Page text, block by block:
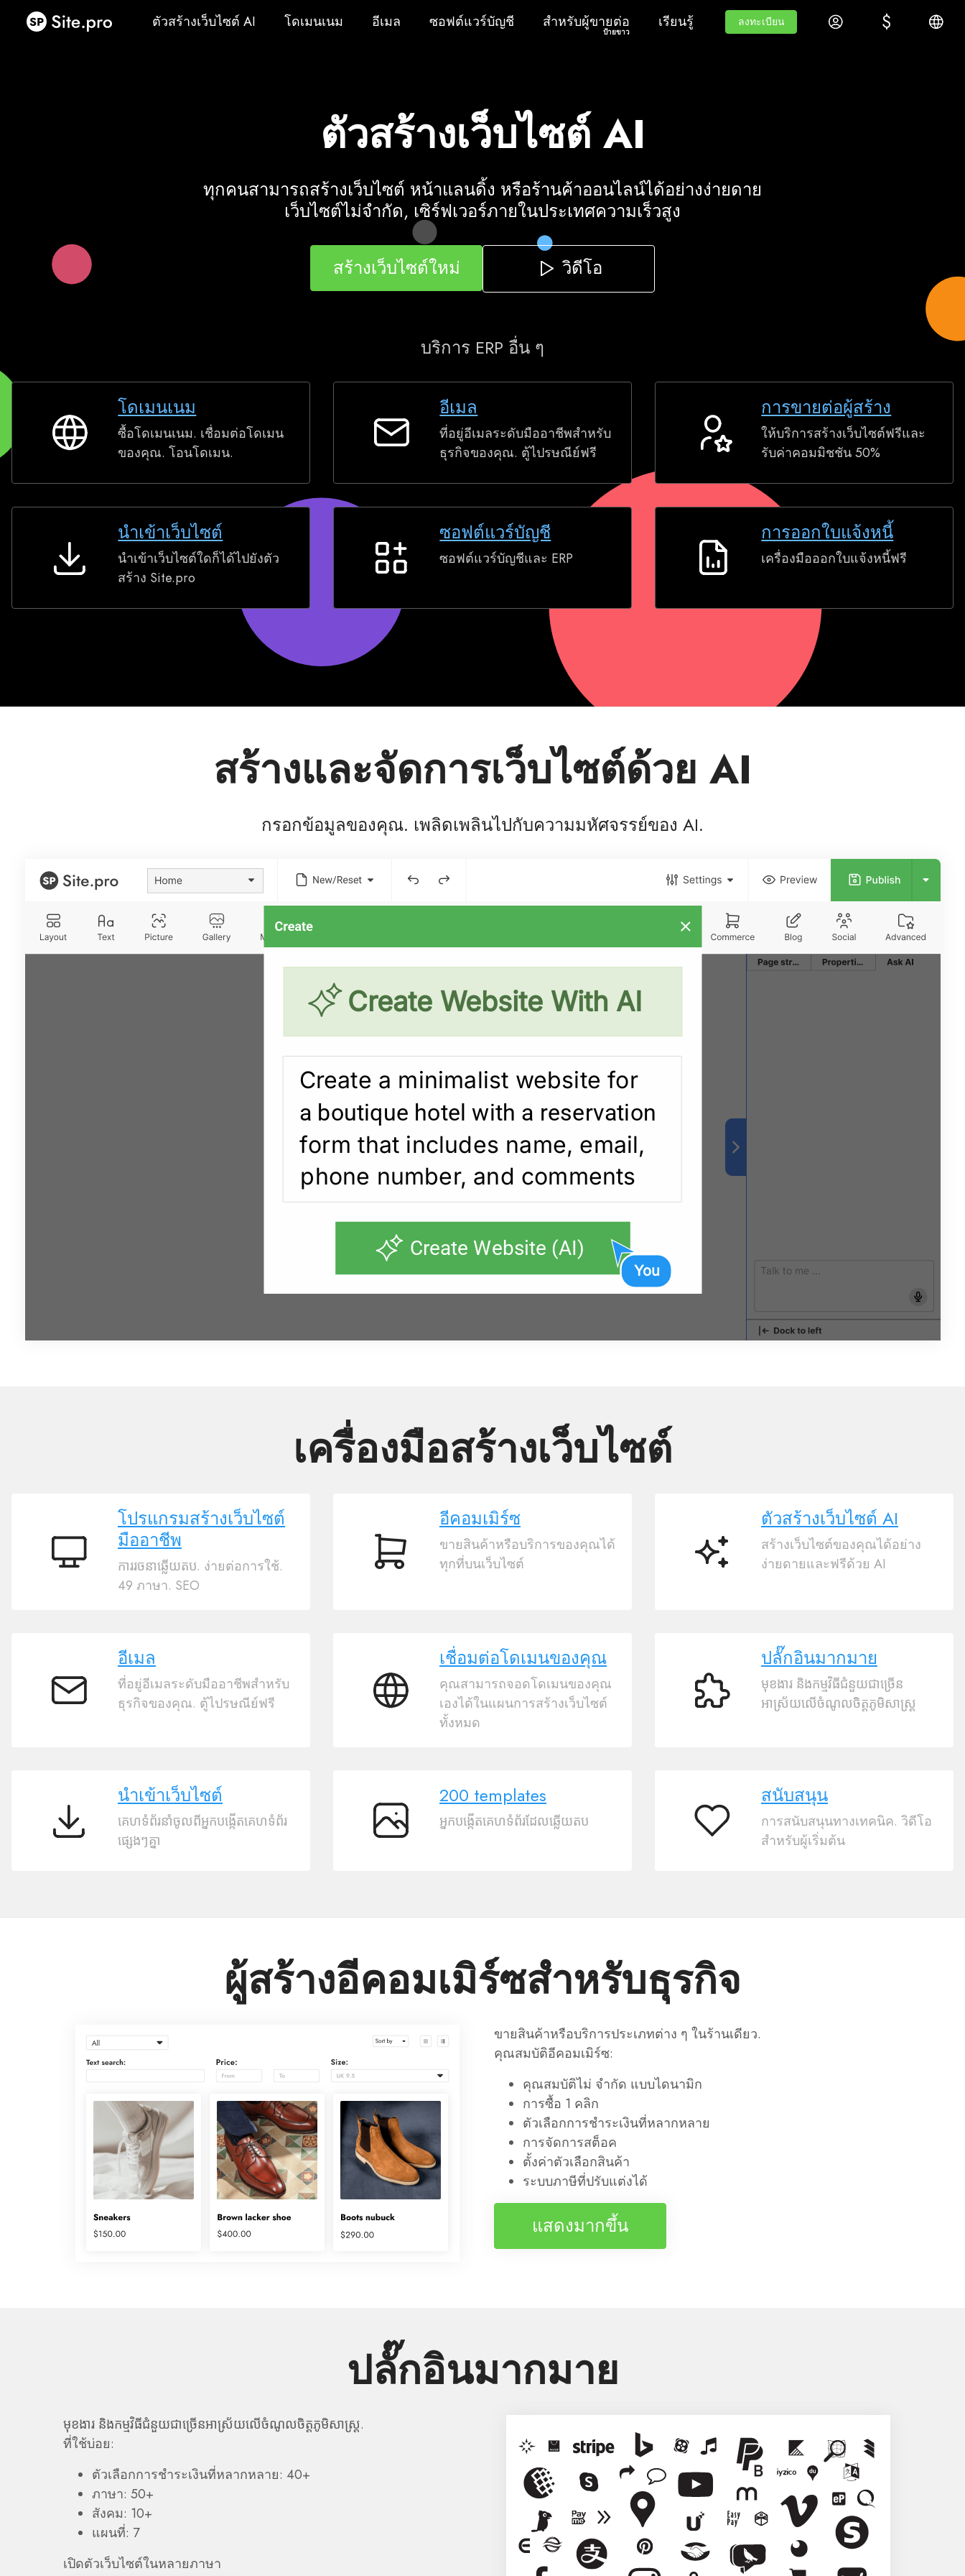
ตัวสร้างเว็บไซต์ AI
ตัวสร้างเว็บไซต์ AI โดเมนเนม
โดเมนเนม อีเมล
อีเมล ซอฟต์แวร์บัญชี
ซอฟต์แวร์บัญชี สำหรับผู้ขายต่อป้ายขาว
สำหรับผู้ขายต่อ
ป้ายขาว
เรียนรู้
เรียนรู้ ลงทะเบียน
ลงทะเบียน เข้าสู่ระบบ $
$ ภาษา
ตัวสร้างเว็บไซต์ AI
ทุกคนสามารถสร้างเว็บไซต์ หน้าแลนดิ้ง หรือร้านค้าออนไลน์ได้อย่างง่ายดาย
เว็บไซต์ไม่จำกัด, เซิร์ฟเวอร์ภายในประเทศความเร็วสูง
สร้างเว็บไซต์ใหม่ วิดีโอ
บริการ ERP อื่น ๆ
โด
เนม
โดเมนเนม
ซื้อโดเมนเนม. เชื่อมต่อโดเมน
ของคุณ. โอนโดเมน.
อีเมล
อีเมล
ที่อยู่อีเมลระดับมืออาชีพสำหรับ
ธุรกิจของคุณ. ตู้ไปรษณีย์ฟรี
การ
ต่อ
การขายต่อผู้สร้าง
ให้บริการสร้างเว็บไซต์ฟรีและ
รับค่าคอมมิชชัน 50%
นำ
เว็บไซต์
นำเข้าเว็บไซต์
นำเข้าเว็บไซต์ใดก็ได้ไปยังตัว
สร้าง Site.pro
ซอฟต์แวร์
ซอฟต์แวร์บัญชี
ซอฟต์แวร์บัญชีและ ERP
การ
ใบ
การออกใบแจ้งหนี้
เครื่องมือออกใบแจ้งหนี้ฟรี
สร้างและจัดการเว็บไซต์ด้วย AI
กรอกข้อมูลของคุณ. เพลิดเพลินไปกับความมหัศจรรย์ของ AI.
เครื่องมือสร้างเว็บไซต์
โปรแกรม
โปรแกรมสร้างเว็บไซต์
มืออาชีพ
ការរចនាឆ្លើយតប. ง่ายต่อการใช้.
49 ภาษา. SEO
อีคอมเมิร์ซ
อีคอมเมิร์ซ
ขายสินค้าหรือบริการของคุณได้
ทุกที่บนเว็บไซต์
ตัว
ตัวสร้างเว็บไซต์ AI
สร้างเว็บไซต์ของคุณได้อย่าง
ง่ายดายและฟรีด้วย AI
อีเมล
อีเมล
ที่อยู่อีเมลระดับมืออาชีพสำหรับ
ธุรกิจของคุณ. ตู้ไปรษณีย์ฟรี
เชื่อม
เชื่อมต่อโดเมนของคุณ
คุณสามารถจอดโดเมนของคุณ
เองได้ในแผนการสร้างเว็บไซต์
ทั้งหมด
ปลั๊กอิน
ปลั๊กอินมากมาย
មុខងារ និងកម្មវិធីជំនួយជាច្រើន
អាស្រ័យលើចំណូលចិត្តភូមិសាស្ត្រ
นำ
นำเข้าเว็บไซต์
គេហទំព័រនាំចូលពីអ្នកបង្កើតគេហទំព័រ
ផ្សេងៗគ្នា
200
200 templates
អ្នកបង្កើតគេហទំព័រដែលឆ្លើយតប สนับสนุน
สนับสนุน
การสนับสนุนทางเทคนิค. วิดีโอ
สำหรับผู้เริ่มต้น
ผู้สร้างอีคอมเมิร์ซสำหรับธุรกิจ
ขายสินค้าหรือบริการประเภทต่าง ๆ ในร้านเดียว.
คุณสมบัติอีคอมเมิร์ซ:
คุณสมบัติไม่ จำกัด แบบไดนามิก
การซื้อ 1 คลิก
ตัวเลือกการชำระเงินที่หลากหลาย
การจัดการสต็อค
ตั้งค่าตัวเลือกสินค้า
ระบบภาษีที่ปรับแต่งได้
แสดงมากขึ้น
ปลั๊กอินมากมาย
មុខងារ និងកម្មវិធីជំនួយជាច្រើនអាស្រ័យលើចំណូលចិត្តភូមិសាស្ត្រ.
ที่ใช้บ่อย:
ตัวเลือกการชำระเงินที่หลากหลาย: 40+
ภาษา: 50+
สังคม: 10+
แผนที่: 7
เปิดตัวเว็บไซต์ในหลายภาษา